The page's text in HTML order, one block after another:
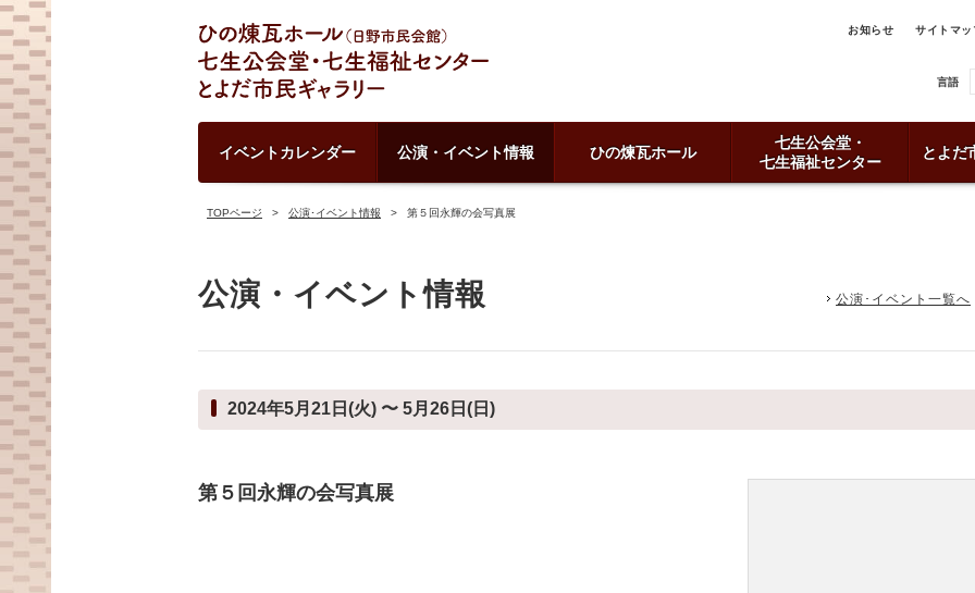
お知らせ サイトマッ
言語
イベントカレンダー 公演・イベント情報 ひの煉瓦ホール
七生公会堂・
七生福祉センター
とよだ
TOPページ 公演･イベント情報 第５回永輝の会写真展
公演・イベント情報 公演･イベント一覧へ
2024年5月21日(火) 〜 5月26日(日)
第５回永輝の会写真展